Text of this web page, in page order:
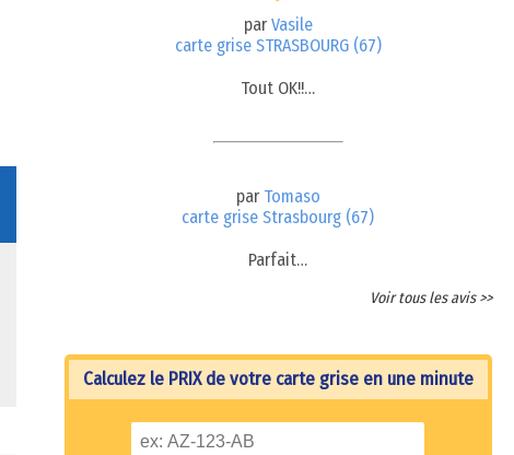
par Vasile
carte grise STRASBOURG (67)
Tout OK!!…
par Tomaso
carte grise Strasbourg (67)
Parfait…
Voir tous les avis >>
Calculez le PRIX de votre carte grise en une minute